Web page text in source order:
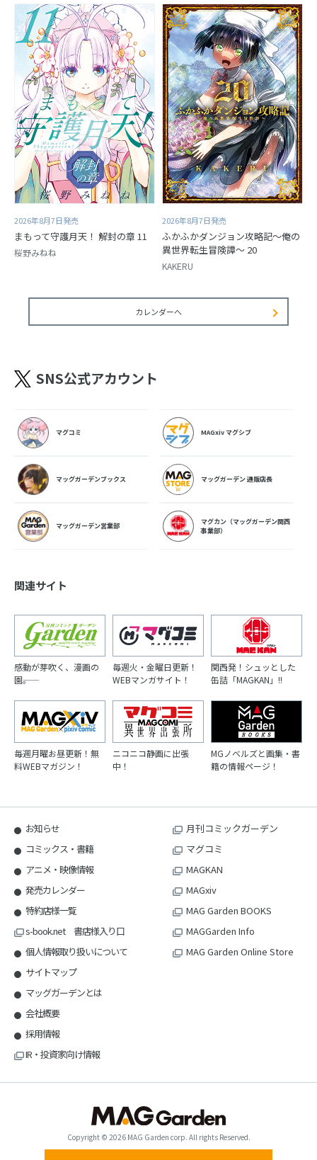
2026年8月7日発売
まもって守護月天！ 解封の章 11
桜野みねね
2026年8月7日発売
ふかふかダンジョン攻略記～俺の
異世界転生冒険譚～ 20
KAKERU
カレンダーへ
SNS公式アカウント
マグコミ MAGxiv マグシブ
マッグガーデンブックス マッグガーデン 通販店長
マッグガーデン営業部
マグカン（マッグガーデン関西
事業部）
関連サイト
感動が芽吹く、漫画の
園――。
毎週火・金曜日更新！
WEBマンガサイト！
関西発！シュッとした
缶詰「MAGKAN」!!
毎週月曜お昼更新！無
料WEBマガジン！
ニコニコ静画に出張
中！
MGノベルズと画集・書
籍の情報ページ！
お知らせ
コミックス・書籍
アニメ・映像情報
発売カレンダー
特約店様一覧
s-book.net 書店様入り口
個人情報取り扱いについて
サイトマップ
マッグガーデンとは
会社概要
採用情報
IR・投資家向け情報
月刊コミックガーデン
マグコミ
MAGKAN
MAGxiv
MAG Garden BOOKS
MAGGarden Info
MAG Garden Online Store
Copyright © 2026 MAG Garden corp. All rights Reserved.